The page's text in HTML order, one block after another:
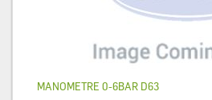
MANOMETRE 0-6BAR D63